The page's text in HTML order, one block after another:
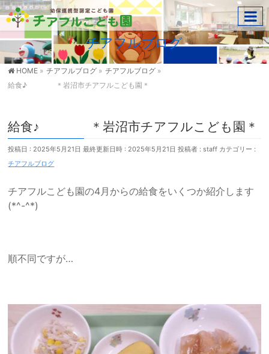
チアフルブログ
HOME » チアフルブログ » チアフルブログ »
給食♪ ＊岩沼市チアフルこども園＊
給食♪ ＊岩沼市チアフルこども園＊
投稿日 : 2025年5月21日 最終更新日時 : 2025年5月21日 投稿者 :staff カテゴリー :
チアフルブログ
チアフルこども園の4月からの給食をいくつか紹介します
(*^-^*)
順不同ですが…